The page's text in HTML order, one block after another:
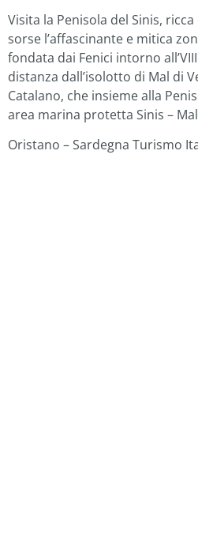
Visita la Penisola del Sinis,
sorse l’affascinante e mitica
fondata dai Fenici intorno
distanza dall’isolotto di Mal di
Catalano, che insieme alla
area marina protetta Sinis –
Oristano – Sardegna Turismo